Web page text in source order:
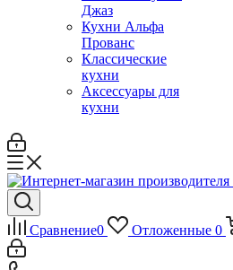
Джаз
Кухни Альфа
Прованс
Классические
кухни
Аксессуары для
кухни
Сравнение0 Отложенные 0